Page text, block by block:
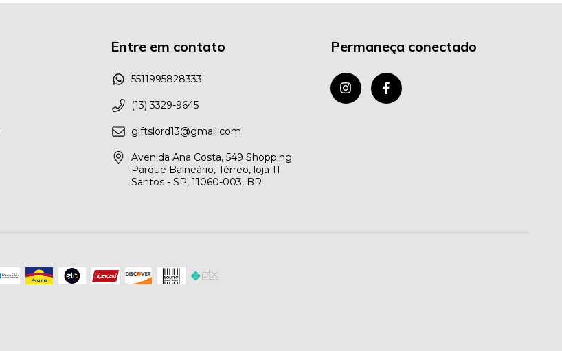
Entre em contato
5511995828333
(13) 3329-9645
giftslord13@gmail.com
Avenida Ana Costa, 549 Shopping
Parque Balneário, Térreo, loja 11
Santos - SP, 11060-003, BR
Permaneça conectado